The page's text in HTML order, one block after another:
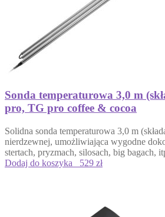
Sonda temperaturowa 3,0 m
pro, TG pro coffee & cocoa
Solidna sonda temperaturowa 3,0 m
nierdzewnej, umożliwiająca wygodne
stertach, pryzmach, silosach, big bagach,
Dodaj do koszyka
529 zł